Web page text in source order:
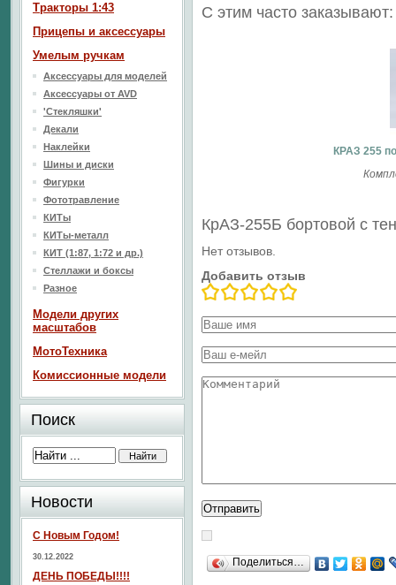
С этим часто заказывают:
КРАЗ 255
КрАЗ-255Б бортовой с
Нет отзывов.
Добавить отзыв
Поделиться…
Тракторы 1:43
Прицепы и аксессуары
Умелым ручкам
Аксессуары для моделей
Аксессуары от AVD
'Стекляшки'
Декали
Наклейки
Шины и диски
Фигурки
Фототравление
КИТы
КИТы-металл
КИТ (1:87, 1:72 и др.)
Стеллажи и боксы
Разное
Модели других
масштабов
МотоТехника
Комиссионные модели
Поиск
Новости
С Новым Годом!
30.12.2022
ДЕНЬ ПОБЕДЫ!!!!